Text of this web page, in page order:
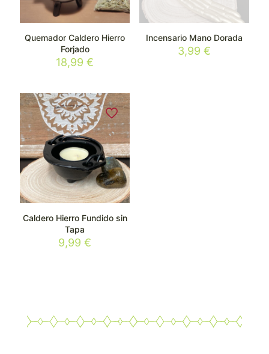
Quemador Caldero Hierro
Forjado
18,99€
Incensario Mano Dorada
3,99 €
Caldero Hierro Fundido sin
Tapa
9,99€